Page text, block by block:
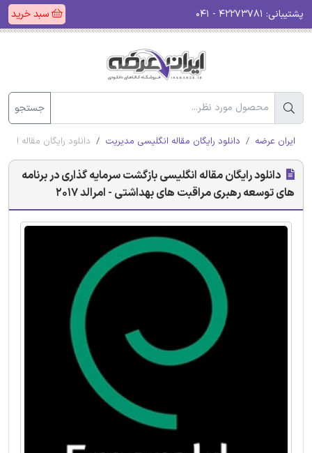
پشتیبانی: سبد خرید
جستجو
ایران عرضه دانلود رایگان مقاله انگلیسی مدیریت دانلود رایگان مقاله
دانلود رایگان مقاله انگلیسی بازگشت سرمایه گذاری در برنامه
های توسعه رهبری مراقبت های بهداشتی - امرالد 2017